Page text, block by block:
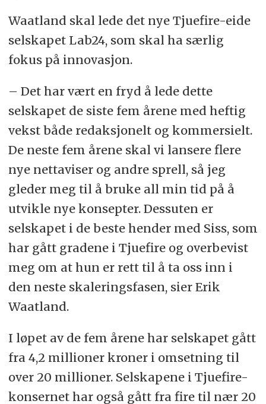
Waatland skal lede det nye Tjuefire-eide
selskapet Lab24, som skal ha særlig
fokus på innovasjon.
– Det har vært en fryd å lede dette
selskapet de siste fem årene med heftig
vekst både redaksjonelt og kommersielt.
De neste fem årene skal vi lansere flere
nye nettaviser og andre sprell, så jeg
gleder meg til å bruke all min tid på å
utvikle nye konsepter. Dessuten er
selskapet i de beste hender med Siss, som
har gått gradene i Tjuefire og overbevist
meg om at hun er rett til å ta oss inn i
den neste skaleringsfasen, sier Erik
Waatland.
I løpet av de fem årene har selskapet gått
fra 4,2 millioner kroner i omsetning til
over 20 millioner. Selskapene i Tjuefire-
konsernet har også gått fra fire til nær 20